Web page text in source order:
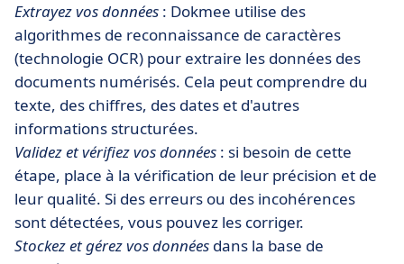
Extrayez vos données : Dokmee utilise des
algorithmes de reconnaissance de caractères
(technologie OCR) pour extraire les données des
documents numérisés. Cela peut comprendre du
texte, des chiffres, des dates et d'autres
informations structurées.
Validez et vérifiez vos données : si besoin de cette
étape, place à la vérification de leur précision et de
leur qualité. Si des erreurs ou des incohérences
sont détectées, vous pouvez les corriger.
Stockez et gérez vos données dans la base de